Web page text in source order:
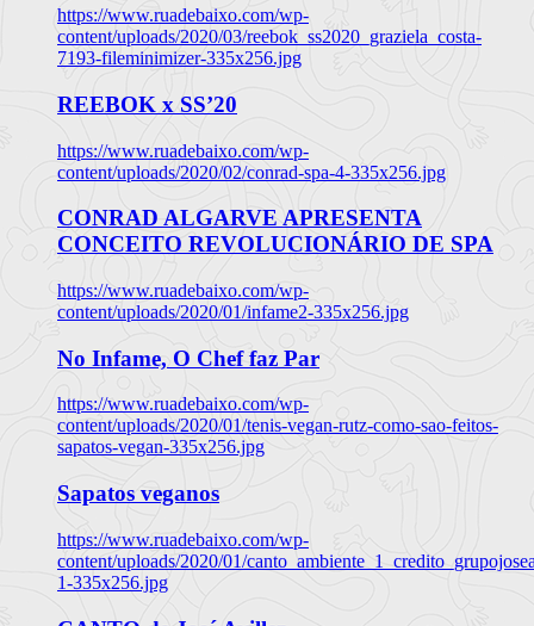
https://www.ruadebaixo.com/wp-
content/uploads/2020/03/reebok_ss2020_graziela_costa-
7193-fileminimizer-335x256.jpg
REEBOK x SS’20
https://www.ruadebaixo.com/wp-
content/uploads/2020/02/conrad-spa-4-335x256.jpg
CONRAD ALGARVE APRESENTA
CONCEITO REVOLUCIONÁRIO DE SPA
https://www.ruadebaixo.com/wp-
content/uploads/2020/01/infame2-335x256.jpg
No Infame, O Chef faz Par
https://www.ruadebaixo.com/wp-
content/uploads/2020/01/tenis-vegan-rutz-como-sao-feitos-
sapatos-vegan-335x256.jpg
Sapatos veganos
https://www.ruadebaixo.com/wp-
content/uploads/2020/01/
1-335x256.jpg